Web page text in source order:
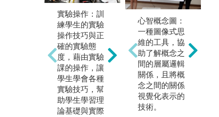
實驗操作：訓
練學生的實驗
操作技巧與正
確的實驗態
度，藉由實驗
課的操作，讓
學生學會各種
實驗技巧，幫
助學生學習理
論基礎與實際
學生藉由分組
進行主題討論
的方式，學習
生物醫技相關
領域概念與知
識，並且學會
資料收集整
理。並透過實
際參與口頭報
心智概念圖：
一種圖像式思
維的工具，協
助了解概念之
間的層屬邏輯
關係，且將概
念之間的關係
視覺化表示的
技術。